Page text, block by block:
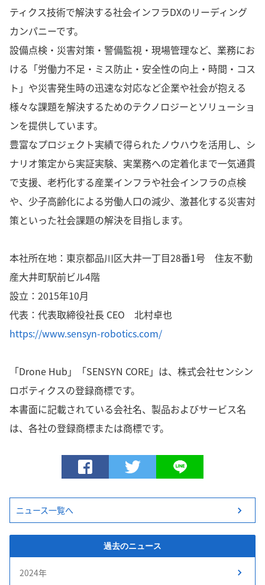
ティクス技術で解決する社会インフラDXのリーディング
カンパニーです。
設備点検・災害対策・警備監視・現場管理など、業務にお
ける「労働力不足・ミス防止・安全性の向上・時間・コス
ト」や災害発生時の迅速な対応など企業や社会が抱える
様々な課題を解決するためのテクノロジーとソリューショ
ンを提供しています。
豊富なプロジェクト実績で得られたノウハウを活用し、シ
ナリオ策定から実証実験、実業務への定着化まで一気通貫
で支援、老朽化する産業インフラや社会インフラの点検
や、少子高齢化による労働人口の減少、激甚化する災害対
策といった社会課題の解決を目指します。
本社所在地： 東京都品川区大井一丁目28番1号 住友不動
産大井町駅前ビル4階
設立：2015年10月
代表：代表取締役社長 CEO 北村卓也
https://www.sensyn-robotics.com/
「Drone Hub」「SENSYN CORE」は、株式会社センシン
ロボティクスの登録商標です。
本書面に記載されている会社名、製品およびサービス名
は、各社の登録商標または商標です。
ニュース一覧へ
過去のニュース
2024年